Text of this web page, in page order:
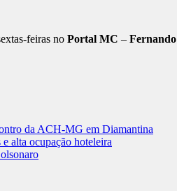
feiras no Portal MC – Fernando
da ACH-MG em Diamantina
alta ocupação hoteleira